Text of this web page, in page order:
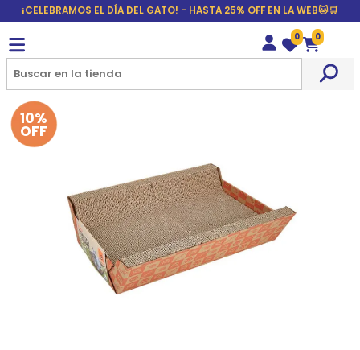
¡CELEBRAMOS EL DÍA DEL GATO! - HASTA 25% OFF EN LA WEB🐱🛒
Wishlist
0
Carrito
0
10%
OFF